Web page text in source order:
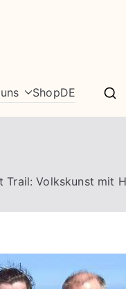
ShopDE
Trail: Volkskunst mit